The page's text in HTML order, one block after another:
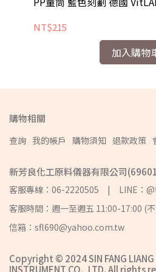
NT$215
加入購物
購物相關
查詢 我的帳戶 購物須知 退款政策
新芳良化工原料儀器有限公司
客服專線：06-2220505 | LINE：
客服時間：週一至週五 11:00-17:00 (
信箱：sfl690@yahoo.com.tw
Copyright © 2024 SIN FANG LIANG
INSTRUMENT CO., LTD. All rights